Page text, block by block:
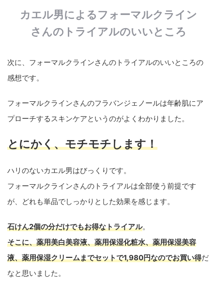
カエル男によるフォーマルクライン
さんのトライアルのいいところ
次に、フォーマルクラインさんのトライアルのいいところの
感想です。
フォーマルクラインさんのフラバンジェノールは年齢肌にア
プローチするスキンケアというのがよくわかりました。
とにかく、モチモチします！
ハリのないカエル男はびっくりです。
フォーマルクラインさんのトライアルは全部使う前提です
が、どれも単品でしっかりとした効果を感じます。
石けん2個の分だけでもお得なトライアル。
そこに、薬用美白美容液、薬用保湿化粧水、薬用保湿美容
液、薬用保湿クリームまでセットで1,980円なのでお買い得だ
なと思いました。